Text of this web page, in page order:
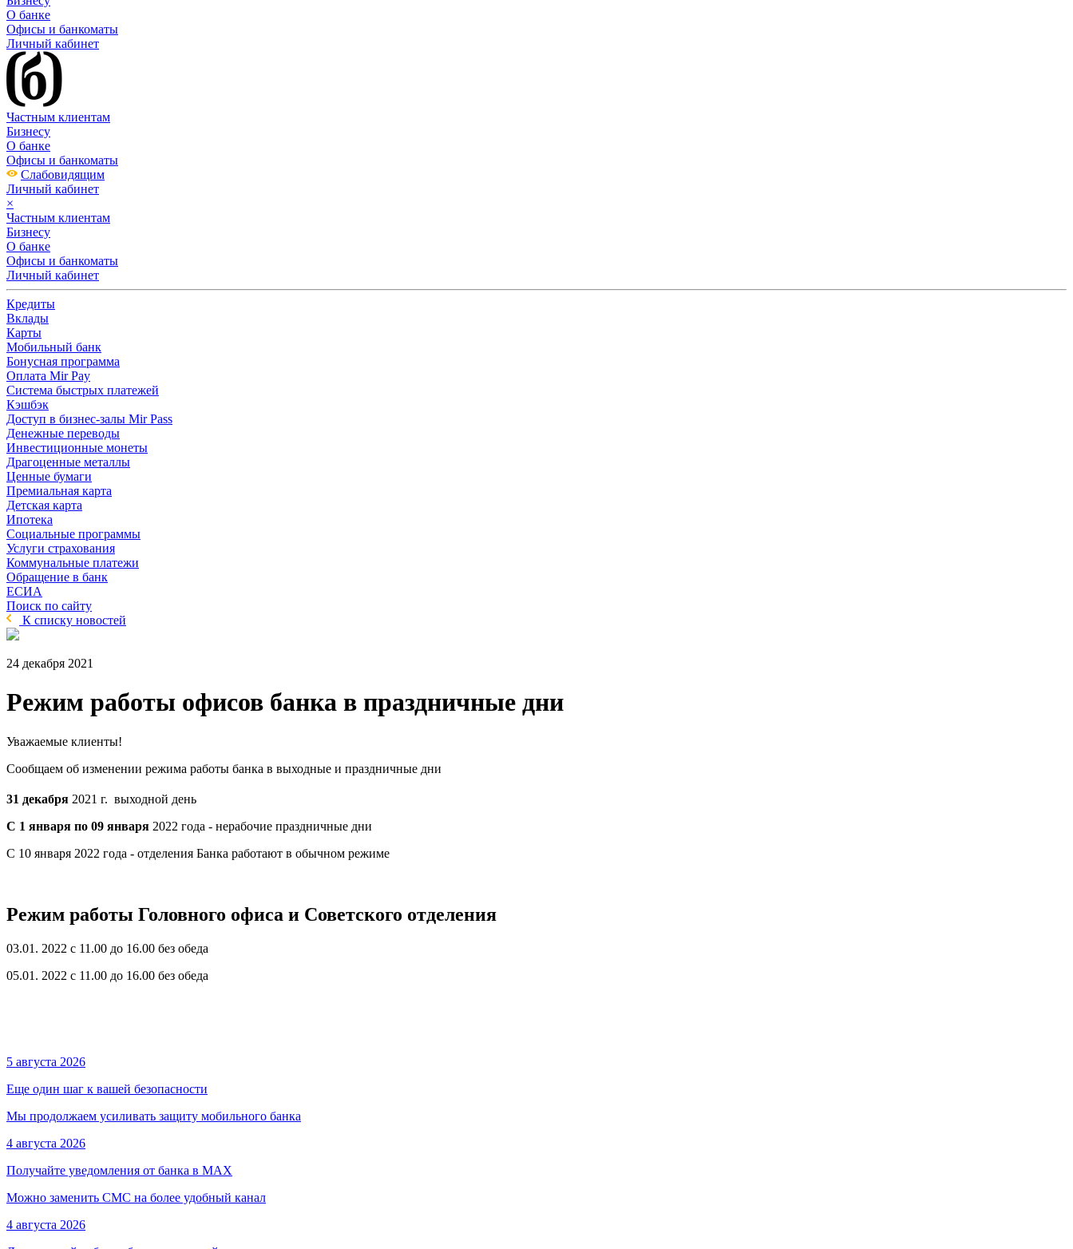
О банке
Офисы и банкоматы
Личный кабинет
Частным клиентам
Бизнесу
О банке
Офисы и банкоматы
Слабовидящим
Личный кабинет
×
Частным клиентам
Бизнесу
О банке
Офисы и банкоматы
Личный кабинет
Кредиты
Вклады
Карты
Мобильный банк
Бонусная программа
Оплата Mir Pay
Система быстрых платежей
Кэшбэк
Доступ в бизнес-залы Mir Pass
Денежные переводы
Инвестиционные монеты
Драгоценные металлы
Ценные бумаги
Премиальная карта
Детская карта
Ипотека
Социальные программы
Услуги страхования
Коммунальные платежи
Обращение в банк
ЕСИА
Поиск по сайту
К списку новостей
24 декабря 2021
Режим работы офисов банка в праздничные дни
Уважаемые клиенты!
Сообщаем об изменении режима работы банка в выходные и праздничные дни
31 декабря 2021 г. выходной день
С 1 января по 09 января 2022 года - нерабочие праздничные дни
С 10 января 2022 года - отделения Банка работают в обычном режиме
Режим работы Головного офиса и Советского отделения
03.01. 2022 с 11.00 до 16.00 без обеда
05.01. 2022 с 11.00 до 16.00 без обеда
5 августа 2026
Еще один шаг к вашей безопасности
Мы продолжаем усиливать защиту мобильного банка
4 августа 2026
Получайте уведомления от банка в МАХ
Можно заменить СМС на более удобный канал
4 августа 2026